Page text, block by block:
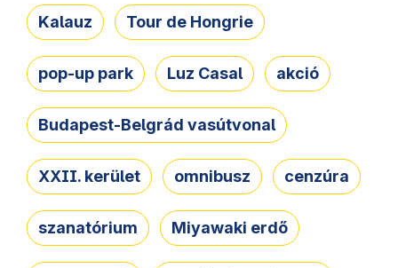
Kalauz Tour de Hongrie
pop-up park Luz Casal akció
Budapest-Belgrád vasútvonal
XXII. kerület omnibusz cenzúra
szanatórium Miyawaki erdő